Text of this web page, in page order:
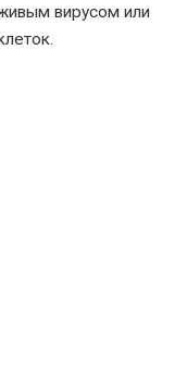
вирусом или